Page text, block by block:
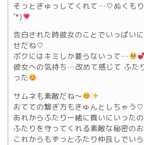
そっとぎゅっしてくれて…♡ぬくも
`*)
告白された時彼女のことでいっぱい
せだね♡
ボクにはキミしか要らないって…
彼女への気持ち…改めて感じて ふた
った
サムネも素敵だね〜
おてての繋ぎ方もきゅんとしちゃう♡
あれからふたり一緒に買いにいった
ふたりを守ってくれる素敵な秘密の
これからもずっとふたり仲良しでい